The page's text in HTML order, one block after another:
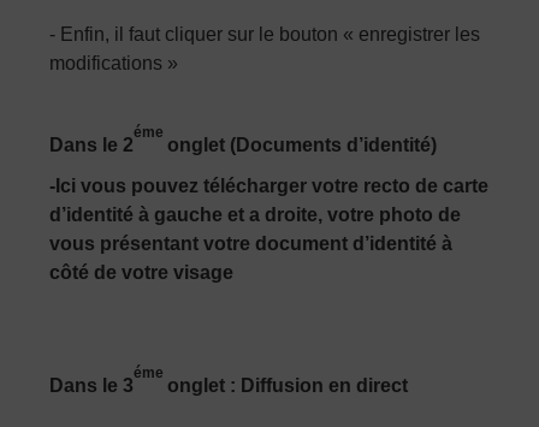
- Enfin, il faut cliquer sur le bouton « enregistrer les
modifications »
Dans le 2
éme
onglet (Documents d’identité)
-Ici vous pouvez télécharger votre recto de carte
d’identité à gauche et a droite, votre photo de
vous présentant votre document d’identité à
côté de votre visage
Dans le 3
éme
onglet : Diffusion en direct